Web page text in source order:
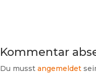
Kommentar
Du musst angemeldet